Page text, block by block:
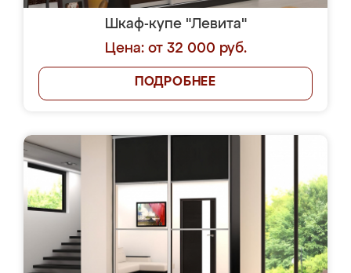
Шкаф-купе "Левита"
Цена: от 32 000 руб.
ПОДРОБНЕЕ